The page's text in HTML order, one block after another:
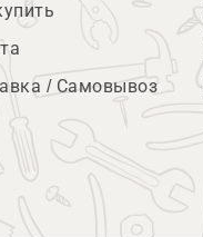
/ Самовывоз